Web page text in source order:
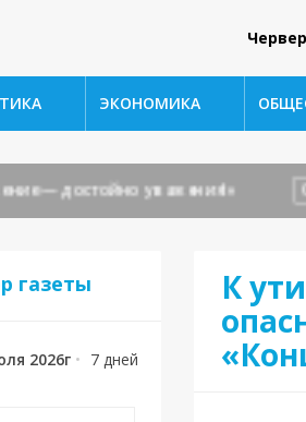
ЭКОНОМИКА
— достойно уважения!»
газеты
2026г • 7 дней
К